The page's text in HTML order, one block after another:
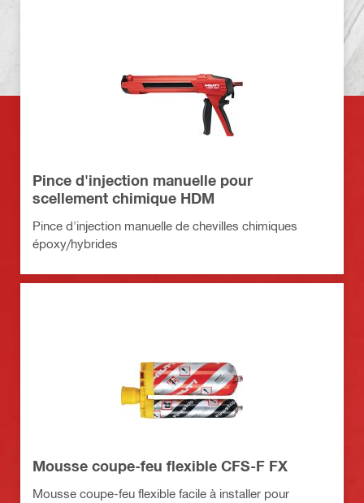
Pince d'injection manuelle pour
scellement chimique HDM
Pince d'injection manuelle de chevilles chimiques
époxy/hybrides
Mousse coupe-feu flexible CFS-F FX
Mousse coupe-feu flexible facile à installer pour